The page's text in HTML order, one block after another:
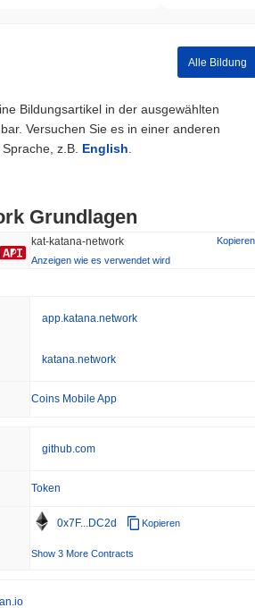
Alle Bildung
Bildungsartikel in der ausgewählten
Versuchen Sie es in einer anderen
Sprache, z.B. English
Grundlagen
kat-katana-network
Kopieren
Anzeigen wie es verwendet wird
app.katana.network
katana.network
Coins Mobile App
github.com
Token
0x7F...DC2d Kopieren
Show 3 More Contracts